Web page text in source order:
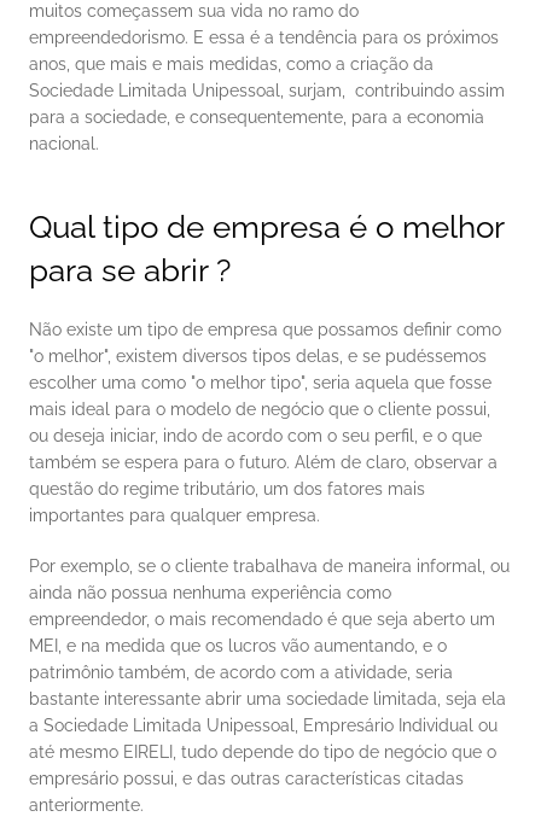
muitos começassem sua vida no ramo do
empreendedorismo. E essa é a tendência para os próximos
anos, que mais e mais medidas, como a criação da
Sociedade Limitada Unipessoal, surjam,  contribuindo assim
para a sociedade, e consequentemente, para a economia
nacional.
Qual tipo de empresa é o melhor
para se abrir ?
Não existe um tipo de empresa que possamos definir como
"o melhor", existem diversos tipos delas, e se pudéssemos
escolher uma como "o melhor tipo", seria aquela que fosse
mais ideal para o modelo de negócio que o cliente possui,
ou deseja iniciar, indo de acordo com o seu perfil, e o que
também se espera para o futuro. Além de claro, observar a
questão do regime tributário, um dos fatores mais
importantes para qualquer empresa.
Por exemplo, se o cliente trabalhava de maneira informal, ou
ainda não possua nenhuma experiência como
empreendedor, o mais recomendado é que seja aberto um
MEI, e na medida que os lucros vão aumentando, e o
patrimônio também, de acordo com a atividade, seria
bastante interessante abrir uma sociedade limitada, seja ela
a Sociedade Limitada Unipessoal, Empresário Individual ou
até mesmo EIRELI, tudo depende do tipo de negócio que o
empresário possui, e das outras características citadas
anteriormente.